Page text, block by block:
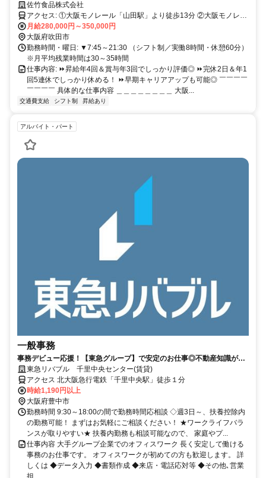
喜ばれる充実の待遇・福利厚生◎
佐竹食品株式会社
アクセス: ①大阪モノレール「山田駅」より徒歩13分 ②大阪モノレー
ル「千里中央駅」より徒歩15分 ③北大阪急行電鉄「千里中央駅」よ
り徒歩16分
月給280,000円～350,000円
大阪府吹田市
勤務時間・曜日: ▼7:45～21:30 （シフト制／実働8時間・休憩60分）
※月平均残業時間は30～35時間
仕事内容: ⏩️昇給年4回＆賞与年3回でしっかり評価◎ ⏩️完休2日＆年1
回5連休でしっかり休める！ ⏩️️早期キャリアアップも可能◎ ￣￣￣￣
￣￣￣￣ 具体的な仕事内容 ＿＿＿＿＿＿＿＿ 大阪...
交通費支給 シフト制 昇給あり
アルバイト・パート
一般事務
事務デビュー応援！【東急グループ】で安定のお仕事◎不動産知識がな
い方・ブランクのある方も大歓迎！
東急リバブル 千里中央センター(賃貸)
アクセス 北大阪急行電鉄「千里中央駅」徒歩１分
時給1,190円以上
大阪府豊中市
勤務時間 9:30～18:00の間で勤務時間応相談 ◇週3日～、扶養控除内
の勤務可能！ まずはお気軽にご相談ください！ ★ワークライフバラ
ンスが取りやすい★ 扶養内勤務も相談可能なので、 家庭やプ...
仕事内容 大手グループ企業でのオフィスワーク 長く安定して働ける
事務のお仕事です。 オフィスワークが初めての方も歓迎します。 詳
しくは ◆データ入力 ◆書類作成 ◆来店・電話応対等 ◆その他､営業
担...